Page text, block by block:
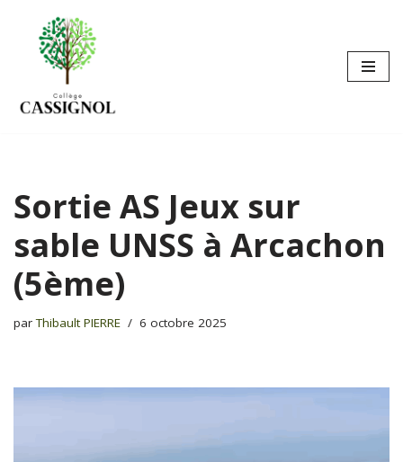
Aller
contenu
Sortie AS Jeux sur
sable UNSS à Arcachon
(5ème)
parThibault PIERRE 6 octobre 2025